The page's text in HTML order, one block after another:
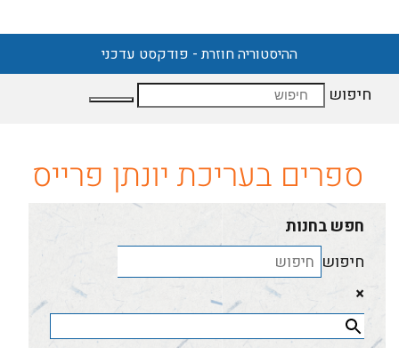
תכנית הקורסים לשנת תשפ"ד
חיפוש
ספרים בעריכת יונתן פרייס
חפש בחנות
חיפוש
×